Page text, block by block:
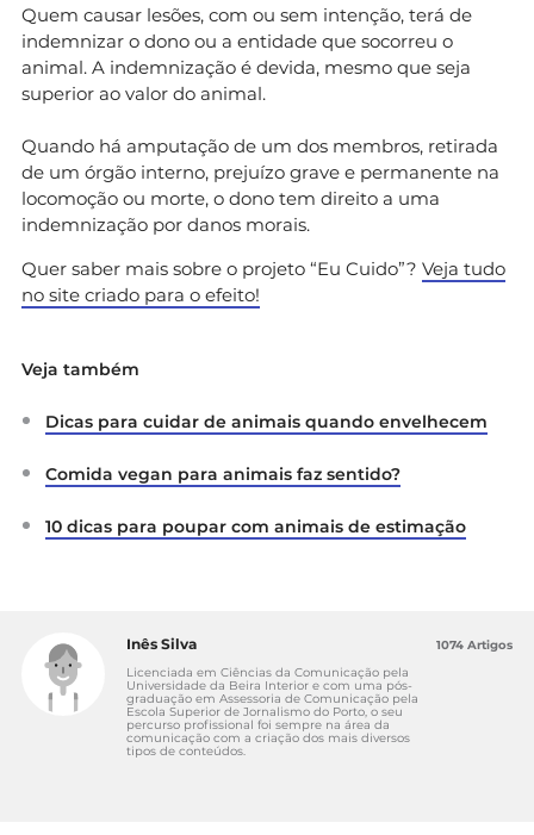
Quem causar lesões, com ou sem intenção, terá de
indemnizar o dono ou a entidade que socorreu o
animal. A indemnização é devida, mesmo que seja
superior ao valor do animal.
Quando há amputação de um dos membros, retirada
de um órgão interno, prejuízo grave e permanente na
locomoção ou morte, o dono tem direito a uma
indemnização por danos morais.
Quer saber mais sobre o projeto “Eu Cuido”? Veja tudo
no site criado para o efeito!
Veja também
Dicas para cuidar de animais quando envelhecem
Comida vegan para animais faz sentido?
10 dicas para poupar com animais de estimação
Inês Silva
Licenciada em Ciências da Comunicação pela
Universidade da Beira Interior e com uma pós-
graduação em Assessoria de Comunicação pela
Escola Superior de Jornalismo do Porto, o seu
percurso profissional foi sempre na área da
comunicação com a criação dos mais diversos
tipos de conteúdos.
1074 Artigos